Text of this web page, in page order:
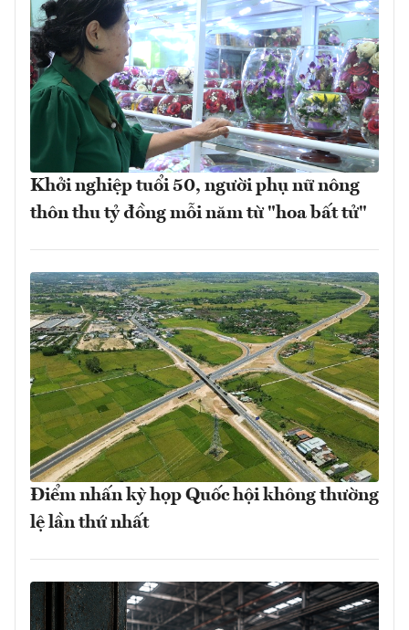
Khởi nghiệp tuổi 50, người phụ nữ nông
thôn thu tỷ đồng mỗi năm từ "hoa bất tử"
Điểm nhấn kỳ họp Quốc hội không thường
lệ lần thứ nhất